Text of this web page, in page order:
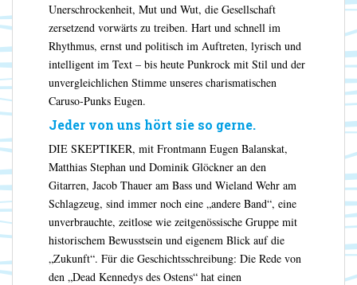
Unerschrockenheit, Mut und Wut, die Gesellschaft
zersetzend vorwärts zu treiben. Hart und schnell im
Rhythmus, ernst und politisch im Auftreten, lyrisch und
intelligent im Text – bis heute Punkrock mit Stil und der
unvergleichlichen Stimme unseres charismatischen
Caruso-Punks Eugen.
Jeder von uns hört sie so gerne.
DIE SKEPTIKER, mit Frontmann Eugen Balanskat,
Matthias Stephan und Dominik Glöckner an den
Gitarren, Jacob Thauer am Bass und Wieland Wehr am
Schlagzeug, sind immer noch eine „andere Band“, eine
unverbrauchte, zeitlose wie zeitgenössische Gruppe mit
historischem Bewusstsein und eigenem Blick auf die
„Zukunft“. Für die Geschichtsschreibung: Die Rede von
den „Dead Kennedys des Ostens“ hat einen